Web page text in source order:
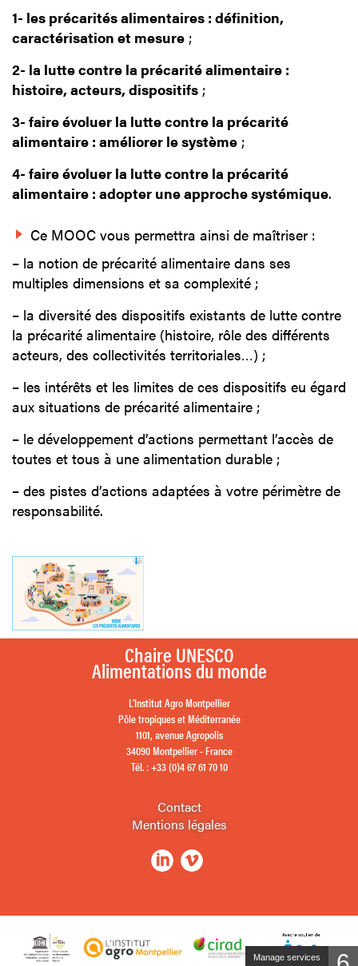
1- les précarités alimentaires : définition,
caractérisation et mesure ;
2- la lutte contre la précarité alimentaire :
histoire, acteurs, dispositifs ;
3- faire évoluer la lutte contre la précarité
alimentaire : améliorer le système ;
4- faire évoluer la lutte contre la précarité
alimentaire : adopter une approche systémique.
Ce MOOC vous permettra ainsi de maîtriser :
– la notion de précarité alimentaire dans ses
multiples dimensions et sa complexité ;
– la diversité des dispositifs existants de lutte contre
la précarité alimentaire (histoire, rôle des différents
acteurs, des collectivités territoriales…) ;
– les intérêts et les limites de ces dispositifs eu égard
aux situations de précarité alimentaire ;
– le développement d’actions permettant l’accès de
toutes et tous à une alimentation durable ;
– des pistes d’actions adaptées à votre périmètre de
responsabilité.
Chaire UNESCO
Alimentations du monde
L’Institut Agro Montpellier
Pôle tropiques et Méditerranée
1101, avenue Agropolis
34090 Montpellier - France
Tél. : +33 (0)4 67 61 70 10
Contact
Mentions légales
Manage services